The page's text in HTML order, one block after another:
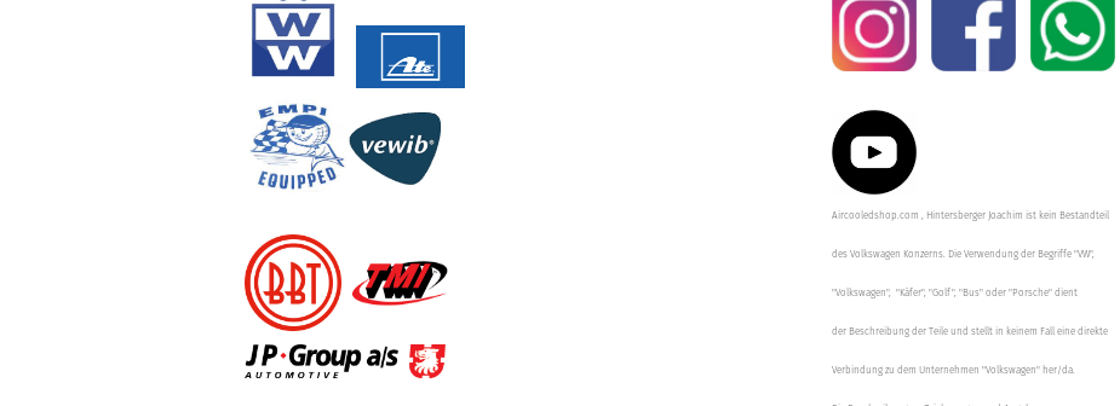
Aircooledshop.com , Hintersberger Joachim ist kein Bestandteil
des Volkswagen Konzerns. Die Verwendung der Begriffe "VW",
"Volkswagen", "Käfer", "Golf", "Bus" oder "Porsche" dient
der Beschreibung der Teile und stellt in keinem Fall eine direkte
Verbindung zu dem Unternehmen "Volkswagen" her/da.